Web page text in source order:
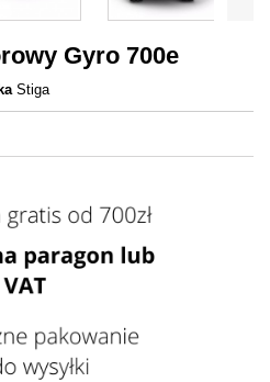
Gyro 700e
Stiga